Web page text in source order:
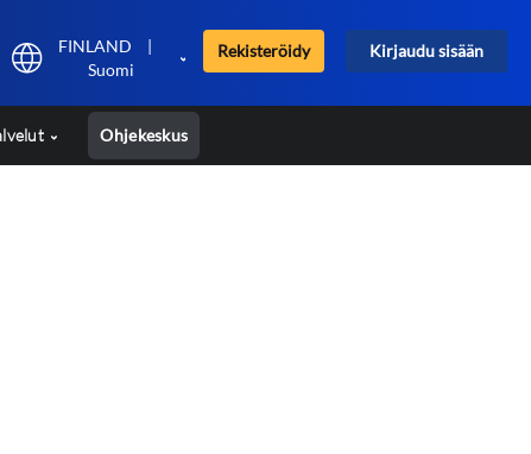
FINLAND
|
Suomi
Rekisteröidy Kirjaudu sisään
Ohjekeskus